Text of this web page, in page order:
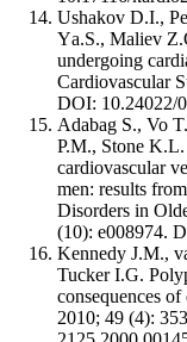
Ushakov D.I.,
Yа.S., Maliev
undergoing
Cardiovascular
DOI: 10.24022/
Adabag S., Vo
P.M., Stone
cardiovascular
men: results
Disorders in
(10): e008974.
Kennedy J.M.,
Tucker I.G.
consequences
2010; 49 (4):